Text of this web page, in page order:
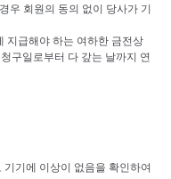
우 회원의 동의 없이 당사가 기
지급해야 하는 여하한 금전상
구일로부터 다 갚는 날까지 연
기에 이상이 없음을 확인하여